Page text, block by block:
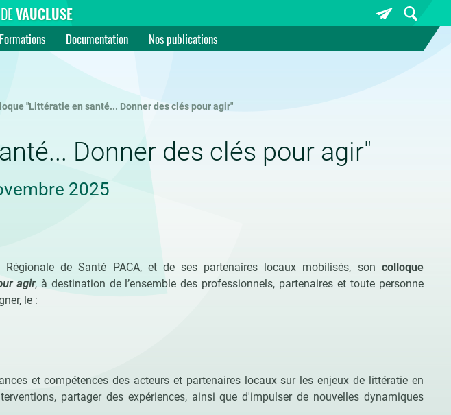
VAUCLUSE
Formations Documentation Nos publications
"Littératie en santé... Donner des clés pour agir"
Donner des clés pour agir"
2025
de Santé PACA, et de ses partenaires locaux mobilisés, son colloque
agir, à destination de l’ensemble des professionnels, partenaires et toute personne
le :
et compétences des acteurs et partenaires locaux sur les enjeux de littératie en
partager des expériences, ainsi que d'impulser de nouvelles dynamiques